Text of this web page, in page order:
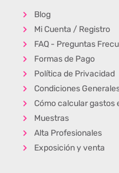
Blog
Mi Cuenta / Registro
FAQ - Preguntas
Formas de Pago
Política de Privacidad
Condiciones
Cómo calcular gastos
Muestras
Alta Profesionales
Exposición y venta